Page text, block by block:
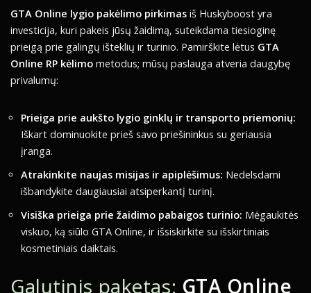
GTA Online lygio pakėlimo pirkimas iš Huskyboost yra
investicija, kuri pakeis jūsų žaidimą, suteikdama tiesioginę
prieigą prie galingų išteklių ir turinio. Pamirškite lėtus GTA
Online RP kėlimo metodus; mūsų paslauga atveria daugybę
privalumų:
Prieiga prie aukšto lygio ginklų ir transporto priemonių:
Iškart dominuokite prieš savo priešininkus su geriausia
įranga.
Atrakinkite naujas misijas ir apiplėšimus: Nedelsdami
išbandykite daugiausiai atsiperkantį turinį.
Visiška prieiga prie žaidimo pabaigos turinio: Mėgaukitės
viskuo, ką siūlo GTA Online, ir išsiskirkite su išskirtiniais
kosmetiniais daiktais.
Galutinis paketas: GTA Online